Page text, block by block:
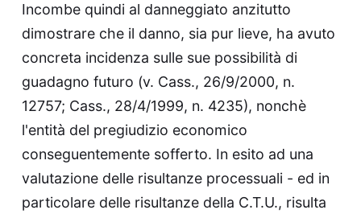
Incombe quindi al danneggiato anzitutto
dimostrare che il danno, sia pur lieve, ha avuto
concreta incidenza sulle sue possibilità di
guadagno futuro (v. Cass., 26/9/2000, n.
12757; Cass., 28/4/1999, n. 4235), nonchè
l'entità del pregiudizio economico
conseguentemente sofferto. In esito ad una
valutazione delle risultanze processuali - ed in
particolare delle risultanze della C.T.U., risulta